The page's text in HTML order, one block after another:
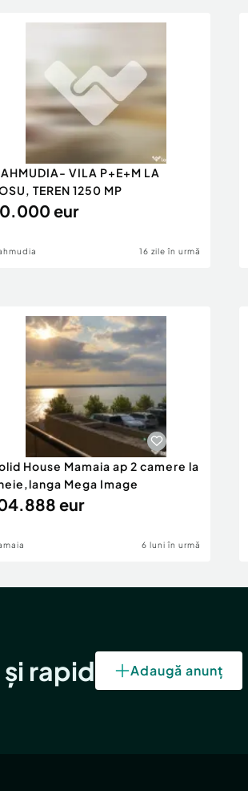
VILA P+E+M LA
TEREN 1250 MP
eur
16 zile în urmă
House Mamaia ap 2 camere la
Mega Image
eur
6 luni în urmă
rapid Adaugă anunț